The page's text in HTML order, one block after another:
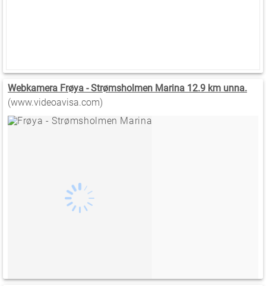
Webkamera Frøya - Strømsholmen Marina 12.9 km unna.
(www.videoavisa.com)